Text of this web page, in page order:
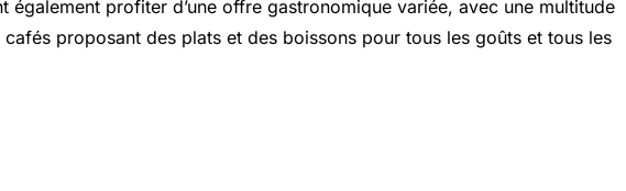
également profiter d’une offre gastronomique variée, avec une multitude
proposant des plats et des boissons pour tous les goûts et tous les